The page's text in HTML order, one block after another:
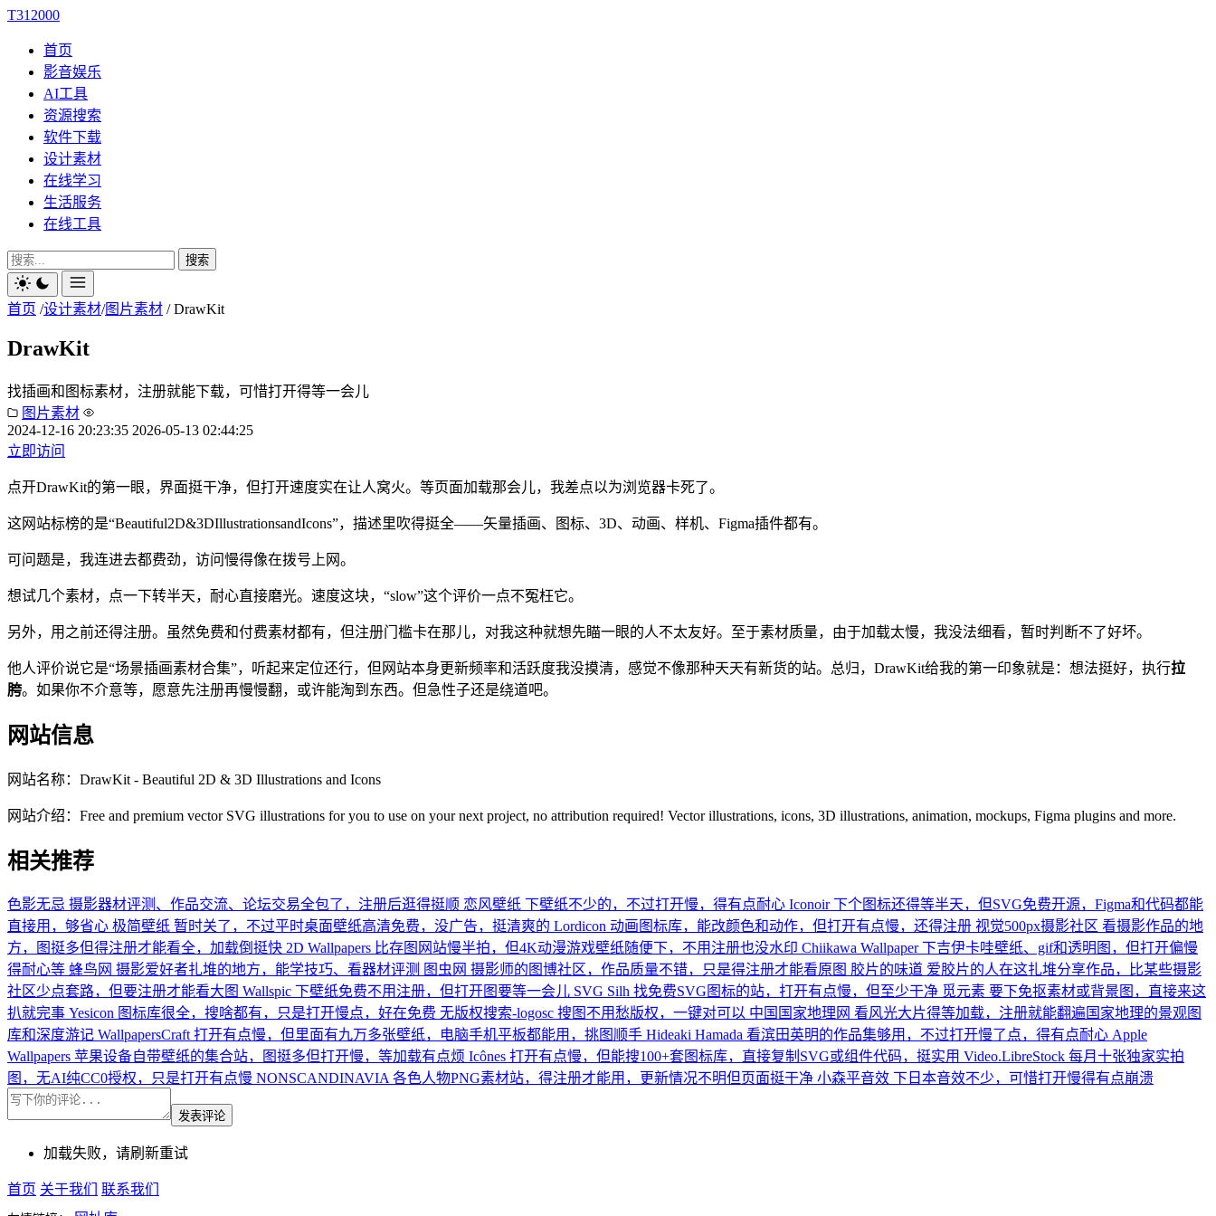
T312000
首页
影音娱乐
AI工具
资源搜索
软件下载
设计素材
在线学习
生活服务
在线工具
搜索
首页 /设计素材/图片素材 / DrawKit
DrawKit
找插画和图标素材，注册就能下载，可惜打开得等一会儿
图片素材
2024-12-16 20:23:35 2026-05-13 02:44:25
立即访问
点开DrawKit的第一眼，界面挺干净，但打开速度实在让人窝火。等页面加载那会儿，我差点以为浏览器卡死了。
这网站标榜的是“Beautiful2D&3DIllustrationsandIcons”，描述里吹得挺全——矢量插画、图标、3D、动画、样机、Figma插件都有。
可问题是，我连进去都费劲，访问慢得像在拨号上网。
想试几个素材，点一下转半天，耐心直接磨光。速度这块，“slow”这个评价一点不冤枉它。
另外，用之前还得注册。虽然免费和付费素材都有，但注册门槛卡在那儿，对我这种就想先瞄一眼的人不太友好。至于素材质量，由于加载太慢，我没法细看，暂时判断不了好坏。
他人评价说它是“场景插画素材合集”，听起来定位还行，但网站本身更新频率和活跃度我没摸清，感觉不像那种天天有新货的站。总归，DrawKit给我的第一印象就是：想法挺好，执行拉
胯。如果你不介意等，愿意先注册再慢慢翻，或许能淘到东西。但急性子还是绕道吧。
网站信息
网站名称： DrawKit - Beautiful 2D & 3D Illustrations and Icons
网站介绍： Free and premium vector SVG illustrations for you to use on your next project, no attribution required! Vector illustrations, icons, 3D illustrations, animation, mockups, Figma plugins and more.
相关推荐
色影无忌 摄影器材评测、作品交流、论坛交易全包了，注册后逛得挺顺 恋风壁纸 下壁纸不少的，不过打开慢，得有点耐心 Iconoir 下个图标还得等半天，但SVG免费开源，Figma和代码都能
直接用，够省心 极简壁纸 暂时关了，不过平时桌面壁纸高清免费，没广告，挺清爽的 Lordicon 动画图标库，能改颜色和动作，但打开有点慢，还得注册 视觉500px摄影社区 看摄影作品的地
方，图挺多但得注册才能看全，加载倒挺快 2D Wallpapers 比存图网站慢半拍，但4K动漫游戏壁纸随便下，不用注册也没水印 Chiikawa Wallpaper 下吉伊卡哇壁纸、gif和透明图，但打开偏慢
得耐心等 蜂鸟网 摄影爱好者扎堆的地方，能学技巧、看器材评测 图虫网 摄影师的图博社区，作品质量不错，只是得注册才能看原图 胶片的味道 爱胶片的人在这扎堆分享作品，比某些摄影
社区少点套路，但要注册才能看大图 Wallspic 下壁纸免费不用注册，但打开图要等一会儿 SVG Silh 找免费SVG图标的站，打开有点慢，但至少干净 觅元素 要下免抠素材或背景图，直接来这
扒就完事 Yesicon 图标库很全，搜啥都有，只是打开慢点，好在免费 无版权搜索-logosc 搜图不用愁版权，一键对可以 中国国家地理网 看风光大片得等加载，注册就能翻遍国家地理的景观图
库和深度游记 WallpapersCraft 打开有点慢，但里面有九万多张壁纸，电脑手机平板都能用，挑图顺手 Hideaki Hamada 看滨田英明的作品集够用，不过打开慢了点，得有点耐心 Apple
Wallpapers 苹果设备自带壁纸的集合站，图挺多但打开慢，等加载有点烦 Icônes 打开有点慢，但能搜100+套图标库，直接复制SVG或组件代码，挺实用 Video.LibreStock 每月十张独家实拍
图，无AI纯CC0授权，只是打开有点慢 NONSCANDINAVIA 各色人物PNG素材站，得注册才能用，更新情况不明但页面挺干净 小森平音效 下日本音效不少，可惜打开慢得有点崩溃
发表评论
加载失败，请刷新重试
首页 关于我们 联系我们